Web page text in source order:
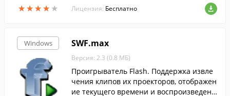
★★★★ ★
★★★★ ★ Лицензия: Бесплатно
Windows SWF.max
Версия: 2.3 (0.8 МБ)
Проигрыватель Flash. Поддержка извле
чения клипов их проекторов, отображен
ие текущего времени и воспроизведени